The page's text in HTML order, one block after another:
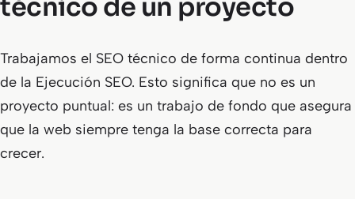
técnico de un proyecto
Trabajamos el SEO técnico de forma continua dentro
de la Ejecución SEO. Esto significa que no es un
proyecto puntual: es un trabajo de fondo que asegura
que la web siempre tenga la base correcta para
crecer.